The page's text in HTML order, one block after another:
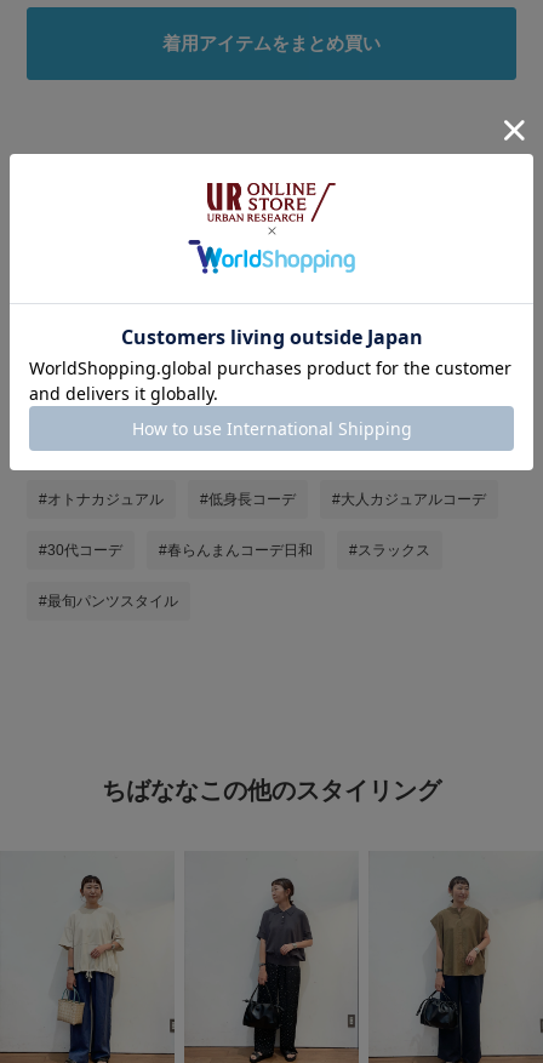
着用アイテムをまとめ買い
タグ
#きれいめカジュアル
#URBAN RESEARCH DOORS WOMENS #urbanresearchdoors
#アーバンリサーチドアーズ
#アーバンリサーチドアーズウィメンズ #ママコーデ
#オトナカジュアル #低身長コーデ #大人カジュアルコーデ
#30代コーデ #春らんまんコーデ日和 #スラックス
#最旬パンツスタイル
ちばななこの他のスタイリング